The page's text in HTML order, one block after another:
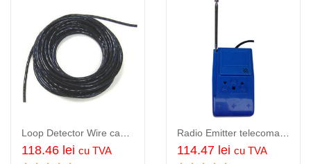
118.46 lei cu TVA 114.47 lei cu TVA